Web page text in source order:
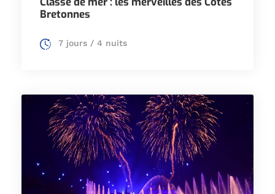
Bretonnes
7 jours / 4 nuits